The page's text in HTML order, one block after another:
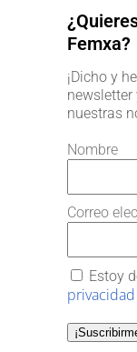
Femxa?
¡Dicho y
newsletter
nuestras
Nombre
Correo
Estoy
privacidad